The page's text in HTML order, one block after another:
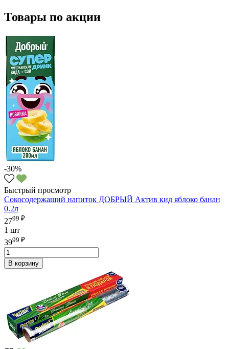
Товары по акции
-30%
Быстрый просмотр
Сокосодержащий напиток ДОБРЫЙ Актив кид яблоко банан
0.2л
2799 ₽
1 шт
3999 ₽
В корзину